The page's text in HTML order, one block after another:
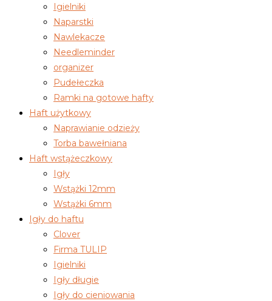
Igielniki
Naparstki
Nawlekacze
Needleminder
organizer
Pudełeczka
Ramki na gotowe hafty
Haft użytkowy
Naprawianie odzieży
Torba bawełniana
Haft wstążeczkowy
Igły
Wstążki 12mm
Wstążki 6mm
Igły do haftu
Clover
Firma TULIP
Igielniki
Igły długie
Igły do cieniowania